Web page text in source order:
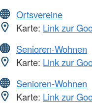
Ortsvereine
Karte: Link zur
Senioren-Wohnen
Karte: Link zur
Senioren-Wohnen
Karte: Link zur